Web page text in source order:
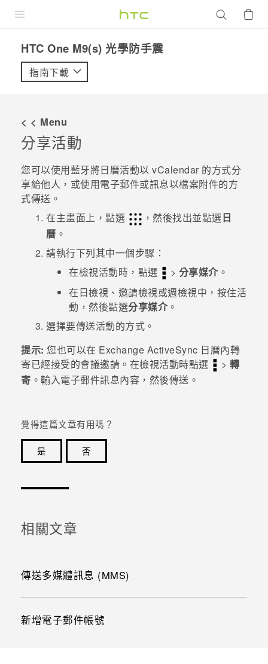
VIVE
優惠專區
焦點訊息
校園專案
企業採購
銷售門市
銷售通路
支援服務
HTC One M9(s) 光學防手震‎
指南下載
< < Menu
分享活動
您可以使用藍牙將日曆活動以 vCalendar 的方式分
享給他人，或使用電子郵件或訊息以檔案附件的方
式傳送。
在主畫面上，點選 ，然後找出並點選日
曆 。
請執行下列其中一個步驟：
在檢視活動時，點選
> 分享媒介。
在日檢視、邀請檢視或週檢視中，按住活
動，然後點選分享媒介。
選擇要傳送活動的方式。
提示: 您也可以在 Exchange ActiveSync 日曆內轉
寄已經接受的會議邀請。在檢視活動時點選
> 轉
寄 。輸入電子郵件訊息內容，然後傳送。
覺得這篇文章有用嗎？
是
否
相關文章
傳送多媒體訊息 (MMS)
新增電子郵件帳號